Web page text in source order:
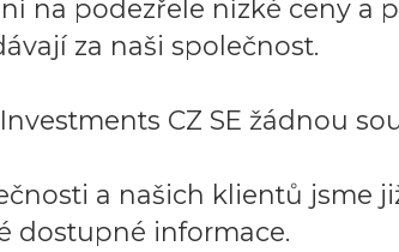
na podezřele nízké ceny a
za naši společnost.
CZ SE žádnou
a našich klientů jsme
dostupné informace.